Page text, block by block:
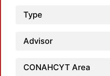
Type
Advisor
CONAHCYT Area